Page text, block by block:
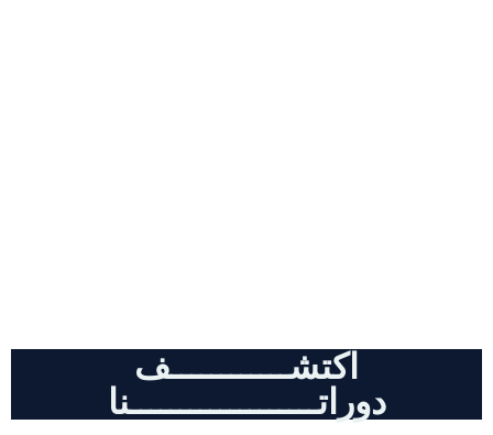
اكتشــــــــــــف
دوراتـــــــــــــــــــنا